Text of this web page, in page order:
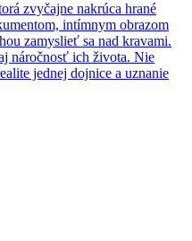
zvyčajne nakrúca hrané
intímnym obrazom
zamyslieť sa nad kravami.
náročnosť ich života. Nie
jednej dojnice a uznanie